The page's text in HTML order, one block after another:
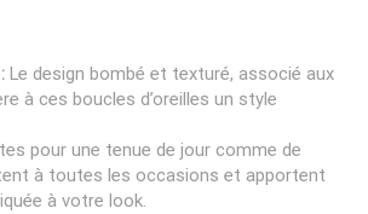
Le design bombé et texturé, associé aux
à ces boucles d’oreilles un style
pour une tenue de jour comme de
à toutes les occasions et apportent
à votre look.